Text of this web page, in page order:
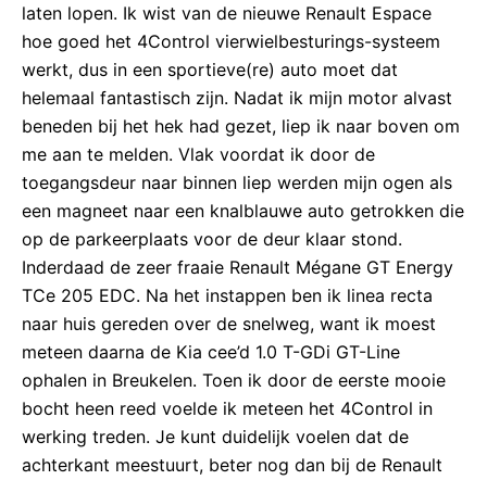
laten lopen. Ik wist van de nieuwe Renault Espace
hoe goed het 4Control vierwielbesturings-systeem
werkt, dus in een sportieve(re) auto moet dat
helemaal fantastisch zijn. Nadat ik mijn motor alvast
beneden bij het hek had gezet, liep ik naar boven om
me aan te melden. Vlak voordat ik door de
toegangsdeur naar binnen liep werden mijn ogen als
een magneet naar een knalblauwe auto getrokken die
op de parkeerplaats voor de deur klaar stond.
Inderdaad de zeer fraaie Renault Mégane GT Energy
TCe 205 EDC. Na het instappen ben ik linea recta
naar huis gereden over de snelweg, want ik moest
meteen daarna de Kia cee’d 1.0 T-GDi GT-Line
ophalen in Breukelen. Toen ik door de eerste mooie
bocht heen reed voelde ik meteen het 4Control in
werking treden. Je kunt duidelijk voelen dat de
achterkant meestuurt, beter nog dan bij de Renault